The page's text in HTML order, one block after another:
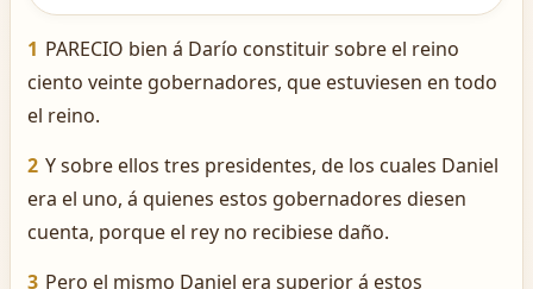
1 PARECIO bien á Darío constituir sobre el reino
ciento veinte gobernadores, que estuviesen en todo
el reino.
2 Y sobre ellos tres presidentes, de los cuales Daniel
era el uno, á quienes estos gobernadores diesen
cuenta, porque el rey no recibiese daño.
3 Pero el mismo Daniel era superior á estos